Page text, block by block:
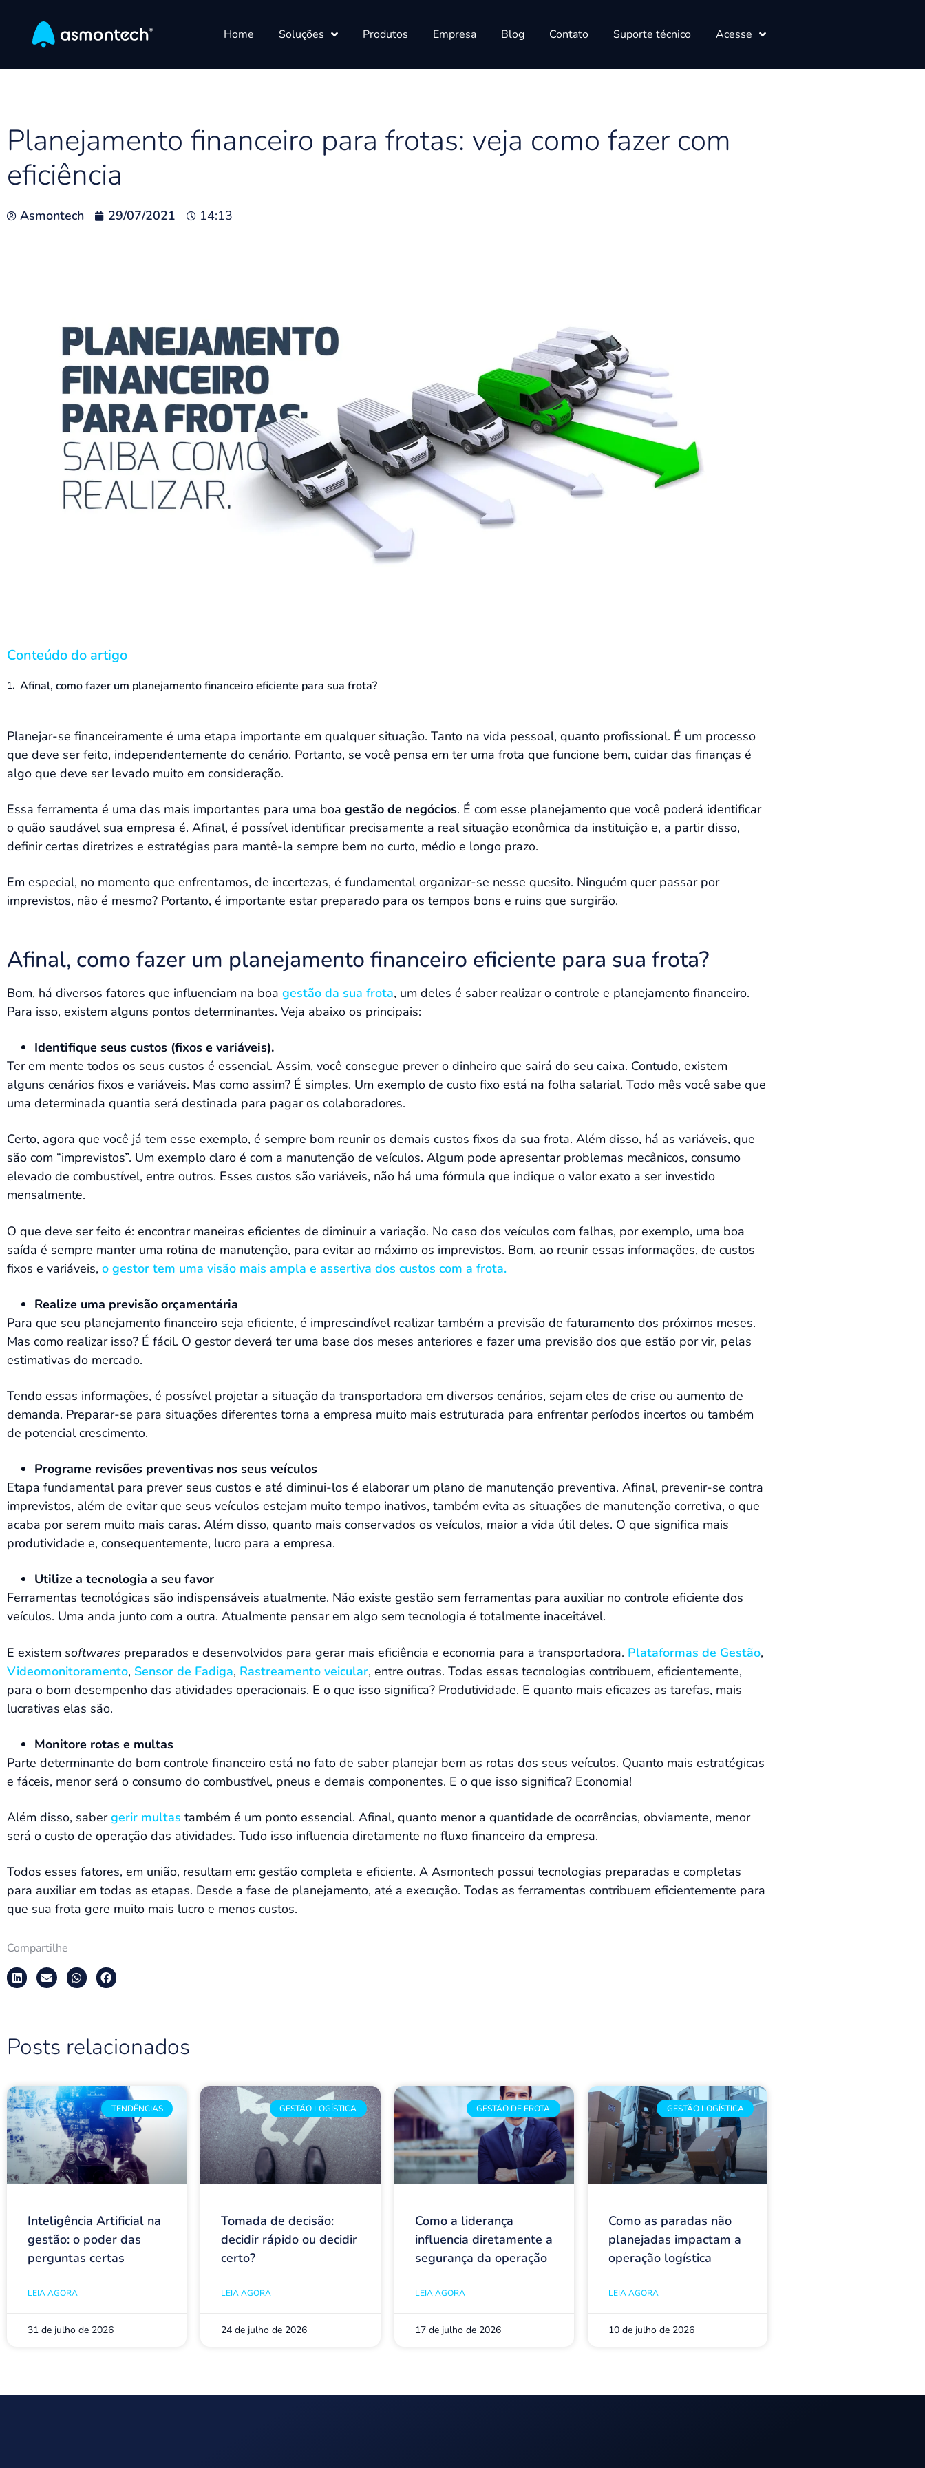
Home Soluções Produtos Empresa Blog Contato Suporte técnico Acesse
Planejamento financeiro para frotas: veja como fazer com
eficiência
Asmontech 29/07/2021 14:13
Conteúdo do artigo
Afinal, como fazer um planejamento financeiro eficiente para sua frota?
Planejar-se financeiramente é uma etapa importante em qualquer situação. Tanto na vida pessoal, quanto profissional. É um processo
que deve ser feito, independentemente do cenário. Portanto, se você pensa em ter uma frota que funcione bem, cuidar das finanças é
algo que deve ser levado muito em consideração.
Essa ferramenta é uma das mais importantes para uma boa gestão de negócios. É com esse planejamento que você poderá identificar
o quão saudável sua empresa é. Afinal, é possível identificar precisamente a real situação econômica da instituição e, a partir disso,
definir certas diretrizes e estratégias para mantê-la sempre bem no curto, médio e longo prazo.
Em especial, no momento que enfrentamos, de incertezas, é fundamental organizar-se nesse quesito. Ninguém quer passar por
imprevistos, não é mesmo? Portanto, é importante estar preparado para os tempos bons e ruins que surgirão.
Afinal, como fazer um planejamento financeiro eficiente para sua frota?
Bom, há diversos fatores que influenciam na boa gestão da sua frota, um deles é saber realizar o controle e planejamento financeiro.
Para isso, existem alguns pontos determinantes. Veja abaixo os principais:
Identifique seus custos (fixos e variáveis).
Ter em mente todos os seus custos é essencial. Assim, você consegue prever o dinheiro que sairá do seu caixa. Contudo, existem
alguns cenários fixos e variáveis. Mas como assim? É simples. Um exemplo de custo fixo está na folha salarial. Todo mês você sabe que
uma determinada quantia será destinada para pagar os colaboradores.
Certo, agora que você já tem esse exemplo, é sempre bom reunir os demais custos fixos da sua frota. Além disso, há as variáveis, que
são com “imprevistos”. Um exemplo claro é com a manutenção de veículos. Algum pode apresentar problemas mecânicos, consumo
elevado de combustível, entre outros. Esses custos são variáveis, não há uma fórmula que indique o valor exato a ser investido
mensalmente.
O que deve ser feito é: encontrar maneiras eficientes de diminuir a variação. No caso dos veículos com falhas, por exemplo, uma boa
saída é sempre manter uma rotina de manutenção, para evitar ao máximo os imprevistos. Bom, ao reunir essas informações, de custos
fixos e variáveis, o gestor tem uma visão mais ampla e assertiva dos custos com a frota.
Realize uma previsão orçamentária
Para que seu planejamento financeiro seja eficiente, é imprescindível realizar também a previsão de faturamento dos próximos meses.
Mas como realizar isso? É fácil. O gestor deverá ter uma base dos meses anteriores e fazer uma previsão dos que estão por vir, pelas
estimativas do mercado.
Tendo essas informações, é possível projetar a situação da transportadora em diversos cenários, sejam eles de crise ou aumento de
demanda. Preparar-se para situações diferentes torna a empresa muito mais estruturada para enfrentar períodos incertos ou também
de potencial crescimento.
Programe revisões preventivas nos seus veículos
Etapa fundamental para prever seus custos e até diminui-los é elaborar um plano de manutenção preventiva. Afinal, prevenir-se contra
imprevistos, além de evitar que seus veículos estejam muito tempo inativos, também evita as situações de manutenção corretiva, o que
acaba por serem muito mais caras. Além disso, quanto mais conservados os veículos, maior a vida útil deles. O que significa mais
produtividade e, consequentemente, lucro para a empresa.
Utilize a tecnologia a seu favor
Ferramentas tecnológicas são indispensáveis atualmente. Não existe gestão sem ferramentas para auxiliar no controle eficiente dos
veículos. Uma anda junto com a outra. Atualmente pensar em algo sem tecnologia é totalmente inaceitável.
E existem softwares preparados e desenvolvidos para gerar mais eficiência e economia para a transportadora. Plataformas de Gestão,
Videomonitoramento, Sensor de Fadiga, Rastreamento veicular, entre outras. Todas essas tecnologias contribuem, eficientemente,
para o bom desempenho das atividades operacionais. E o que isso significa? Produtividade. E quanto mais eficazes as tarefas, mais
lucrativas elas são.
Monitore rotas e multas
Parte determinante do bom controle financeiro está no fato de saber planejar bem as rotas dos seus veículos. Quanto mais estratégicas
e fáceis, menor será o consumo do combustível, pneus e demais componentes. E o que isso significa? Economia!
Além disso, sabergerir multas também é um ponto essencial. Afinal, quanto menor a quantidade de ocorrências, obviamente, menor
será o custo de operação das atividades. Tudo isso influencia diretamente no fluxo financeiro da empresa.
Todos esses fatores, em união, resultam em: gestão completa e eficiente. A Asmontech possui tecnologias preparadas e completas
para auxiliar em todas as etapas. Desde a fase de planejamento, até a execução. Todas as ferramentas contribuem eficientemente para
que sua frota gere muito mais lucro e menos custos.
Compartilhe
Posts relacionados
TENDÊNCIAS
Inteligência Artificial na
gestão: o poder das
perguntas certas
LEIA AGORA
31 de julho de 2026
GESTÃO LOGÍSTICA
Tomada de decisão:
decidir rápido ou decidir
certo?
LEIA AGORA
24 de julho de 2026
GESTÃO DE FROTA
Como a liderança
influencia diretamente a
segurança da operação
LEIA AGORA
17 de julho de 2026
GESTÃO LOGÍSTICA
Como as paradas não
planejadas impactam a
operação logística
LEIA AGORA
10 de julho de 2026